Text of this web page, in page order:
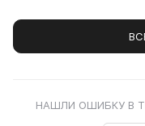
НАШЛИ ОШИБКУ В